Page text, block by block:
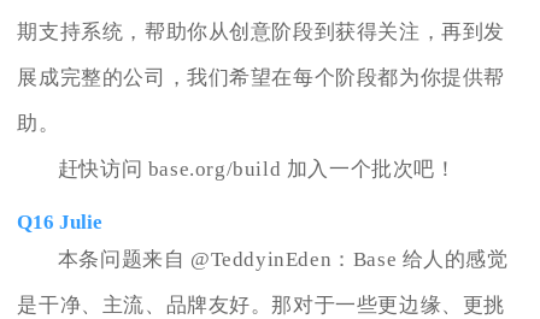
期支持系统，帮助你从创意阶段到获得关注，再到发
展成完整的公司，我们希望在每个阶段都为你提供帮
助。
赶快访问 base.org/build 加入一个批次吧！
Q16 Julie
本条问题来自 @TeddyinEden：Base 给人的感觉
是干净、主流、品牌友好。那对于一些更边缘、更挑